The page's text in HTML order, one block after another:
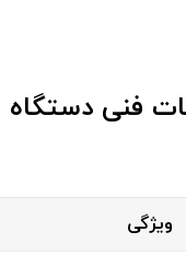
فنی دستگاه
ویژگی